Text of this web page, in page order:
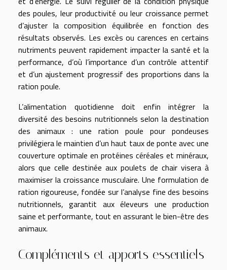
des poules, leur productivité ou leur croissance permet
d’ajuster la composition équilibrée en fonction des
résultats observés. Les excès ou carences en certains
nutriments peuvent rapidement impacter la santé et la
performance, d’où l’importance d’un contrôle attentif
et d’un ajustement progressif des proportions dans la
ration poule.
L’alimentation quotidienne doit enfin intégrer la
diversité des besoins nutritionnels selon la destination
des animaux : une ration poule pour pondeuses
privilégiera le maintien d’un haut taux de ponte avec une
couverture optimale en protéines céréales et minéraux,
alors que celle destinée aux poulets de chair visera à
maximiser la croissance musculaire. Une formulation de
ration rigoureuse, fondée sur l’analyse fine des besoins
nutritionnels, garantit aux éleveurs une production
saine et performante, tout en assurant le bien-être des
animaux.
Compléments et apports essentiels